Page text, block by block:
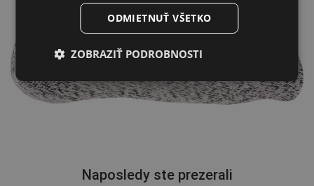
Naposledy ste prezerali
SPANISH
ODMIETNUŤ VŠETKO
ZOBRAZIŤ PODROBNOSTI